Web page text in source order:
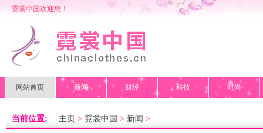
霓裳中国欢迎您！
网站首页 新闻 财经 科技 时尚
当前位置: 主页 > 霓裳中国 > 新闻 >